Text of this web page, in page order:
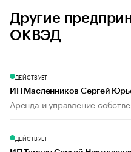
Другие
ОКВЭД
ДЕЙСТВУЕТ
ИП Масленников Сергей
Аренда и управление
ДЕЙСТВУЕТ